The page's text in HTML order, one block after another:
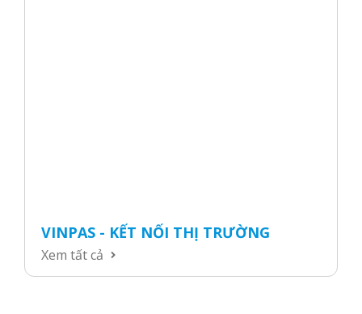
VINPAS - KẾT NỐI THỊ TRƯỜNG
Xem tất cả